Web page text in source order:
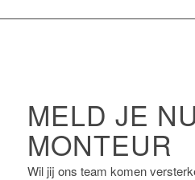
MELD JE
MONTEUR
Wil jij ons team komen